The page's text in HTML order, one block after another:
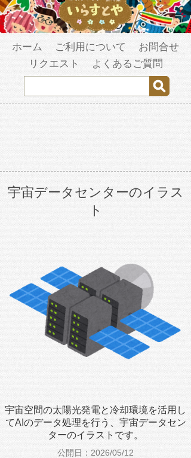
ホーム ご利用について
お問合せ
リクエスト
よくあるご質問
宇宙データセンターのイラス
ト
宇宙空間の太陽光発電と冷却環境を活用し
てAIのデータ処理を行う、宇宙データセン
ターのイラストです。
公開日：2026/05/12